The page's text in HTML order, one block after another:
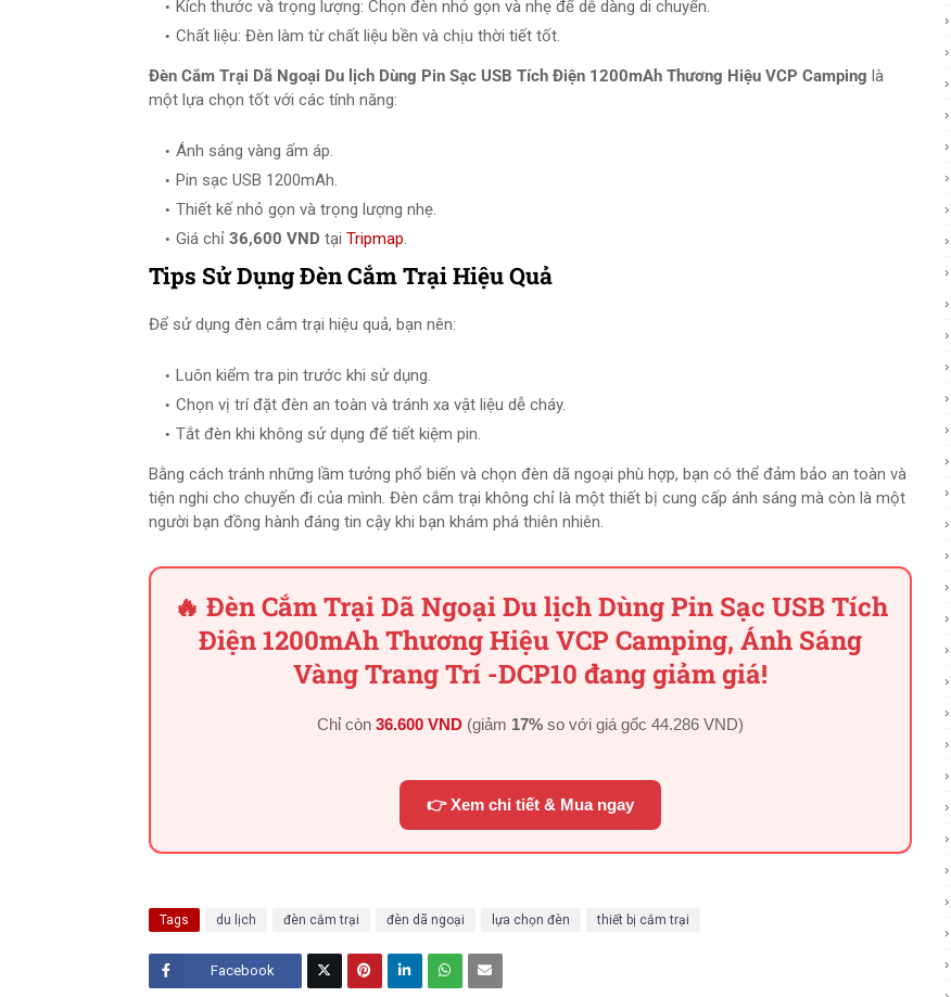
Kích thước và trọng lượng: Chọn đèn nhỏ gọn và nhẹ để dễ dàng di chuyển.
Chất liệu: Đèn làm từ chất liệu bền và chịu thời tiết tốt.
Đèn Cắm Trại Dã Ngoại Du lịch Dùng Pin Sạc USB Tích Điện 1200mAh Thương Hiệu VCP Camping là
một lựa chọn tốt với các tính năng:
Ánh sáng vàng ấm áp.
Pin sạc USB 1200mAh.
Thiết kế nhỏ gọn và trọng lượng nhẹ.
Giá chỉ 36,600 VND tại Tripmap.
Tips Sử Dụng Đèn Cắm Trại Hiệu Quả
Để sử dụng đèn cắm trại hiệu quả, bạn nên:
Luôn kiểm tra pin trước khi sử dụng.
Chọn vị trí đặt đèn an toàn và tránh xa vật liệu dễ cháy.
Tắt đèn khi không sử dụng để tiết kiệm pin.
Bằng cách tránh những lầm tưởng phổ biến và chọn đèn dã ngoại phù hợp, bạn có thể đảm bảo an toàn và
tiện nghi cho chuyến đi của mình. Đèn cắm trại không chỉ là một thiết bị cung cấp ánh sáng mà còn là một
người bạn đồng hành đáng tin cậy khi bạn khám phá thiên nhiên.
🔥 Đèn Cắm Trại Dã Ngoại Du lịch Dùng Pin Sạc USB Tích
Điện 1200mAh Thương Hiệu VCP Camping, Ánh Sáng
Vàng Trang Trí -DCP10 đang giảm giá!
Chỉ còn36.600 VND (giảm 17% so với giá gốc44.286 VND)
👉 Xem chi tiết & Mua ngay
Tags du lịch đèn cắm trại đèn dã ngoại lựa chọn đèn thiết bị cắm trại
Facebook